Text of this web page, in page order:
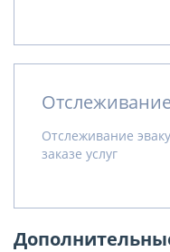
Отслеживание
заказе услуг